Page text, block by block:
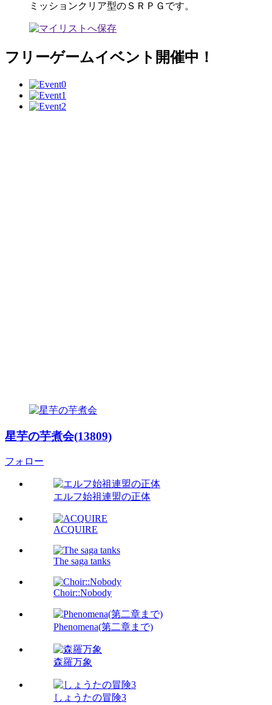
ミッションクリア型のＳＲＰＧです。
フリーゲームイベント開催中！
星芋の芋煮会(13809)
フォロー
エルフ始祖連盟の正体
ACQUIRE
The saga tanks
Choir::Nobody
Phenomena(第二章まで)
森羅万象
しょうたの冒険3